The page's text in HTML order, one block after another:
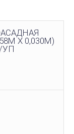
Х 0,030М)
УП